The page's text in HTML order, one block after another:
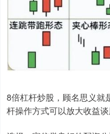
8倍杠杆炒股，顾名思义就
杆操作方式可以放大收益